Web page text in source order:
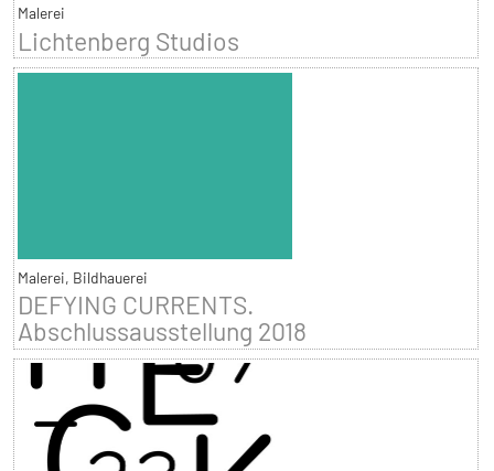
Malerei
Lichtenberg Studios
Malerei, Bildhauerei
DEFYING CURRENTS.
Abschlussausstellung 2018